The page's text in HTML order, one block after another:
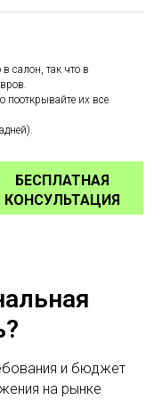
салон, так что в
пооткрывайте их все
БЕСПЛАТНАЯ
КОНСУЛЬТАЦИЯ
и бюджет
на рынке